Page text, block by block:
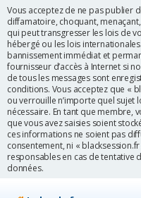
Vous acceptez de ne pas publier
diffamatoire, choquant,
qui peut transgresser les lois de
hébergé ou les lois
bannissement immédiat et
fournisseur d’accès à Internet si
de tous les messages sont
conditions. Vous acceptez que «
ou verrouille n’importe quel sujet
nécessaire. En tant que membre,
que vous avez saisies soient
ces informations ne soient pas
consentement, ni «
responsables en cas de tentative
données.